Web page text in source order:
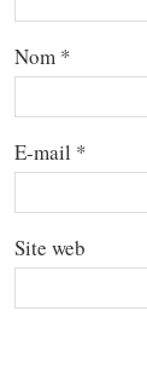
Nom *
E-mail *
Site web